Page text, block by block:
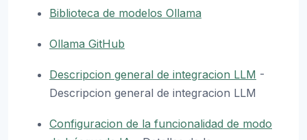
Biblioteca de modelos Ollama
Ollama GitHub
Descripcion general de integracion LLM -
Descripcion general de integracion LLM
Configuracion de la funcionalidad de modo